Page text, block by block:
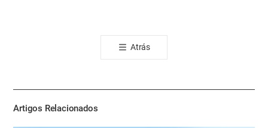
톡
공
기
Atrás
Artigos Relacionados